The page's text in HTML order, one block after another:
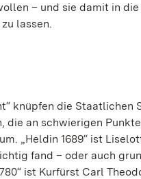
– und sie damit in
lassen.
knüpfen die Staatlichen
die an schwierigen
„Heldin 1689“ ist
fand – oder auch
ist Kurfürst Carl